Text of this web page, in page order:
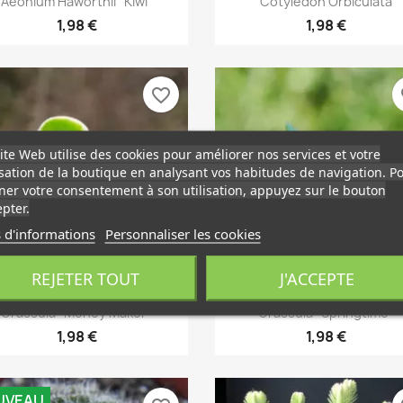
1,98 € 1,98 €
Aperçu rapide
Crassula "Money Maker"
1,98 €
favorite_border
Aperçu rapide
Crassula "Springtime"
1,98 €
Web utilise des cookies pour améliorer nos services et votre
de la boutique en analysant vos habitudes de navigation.
votre consentement à son utilisation, appuyez sur le bouton
d'informations Personnaliser les cookies
REJETER TOUT J'ACCEPTE